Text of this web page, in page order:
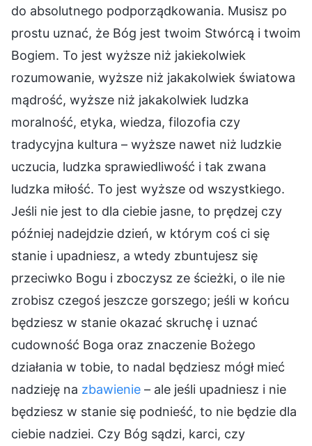
do absolutnego podporządkowania. Musisz po
prostu uznać, że Bóg jest twoim Stwórcą i twoim
Bogiem. To jest wyższe niż jakiekolwiek
rozumowanie, wyższe niż jakakolwiek światowa
mądrość, wyższe niż jakakolwiek ludzka
moralność, etyka, wiedza, filozofia czy
tradycyjna kultura – wyższe nawet niż ludzkie
uczucia, ludzka sprawiedliwość i tak zwana
ludzka miłość. To jest wyższe od wszystkiego.
Jeśli nie jest to dla ciebie jasne, to prędzej czy
później nadejdzie dzień, w którym coś ci się
stanie i upadniesz, a wtedy zbuntujesz się
przeciwko Bogu i zboczysz ze ścieżki, o ile nie
zrobisz czegoś jeszcze gorszego; jeśli w końcu
będziesz w stanie okazać skruchę i uznać
cudowność Boga oraz znaczenie Bożego
działania w tobie, to nadal będziesz mógł mieć
nadzieję na zbawienie – ale jeśli upadniesz i nie
będziesz w stanie się podnieść, to nie będzie dla
ciebie nadziei. Czy Bóg sądzi, karci, czy